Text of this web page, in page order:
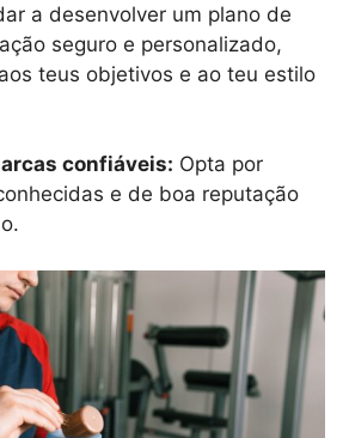
a desenvolver um plano de
seguro e personalizado,
teus objetivos e ao teu estilo
confiáveis: Opta por
e de boa reputação